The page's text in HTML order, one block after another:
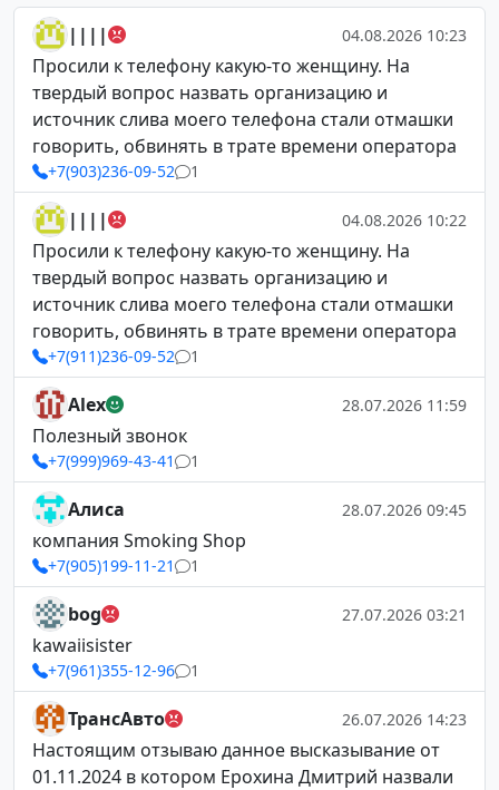
|||| 04.08.2026 10:23
Просили к телефону какую-то женщину. На
твердый вопрос назвать организацию и
источник слива моего телефона стали отмашки
говорить, обвинять в трате времени оператора
+7(903)236-09-52 1
|||| 04.08.2026 10:22
Просили к телефону какую-то женщину. На
твердый вопрос назвать организацию и
источник слива моего телефона стали отмашки
говорить, обвинять в трате времени оператора
+7(911)236-09-52 1
Alex 28.07.2026 11:59
Полезный звонок
+7(999)969-43-41 1
Алиса 28.07.2026 09:45
компания Smoking Shop
+7(905)199-11-21 1
bog 27.07.2026 03:21
kawaiisister
+7(961)355-12-96 1
ТрансАвто 26.07.2026 14:23
Настоящим отзываю данное высказывание от
01.11.2024 в котором Ерохина Дмитрий назвали